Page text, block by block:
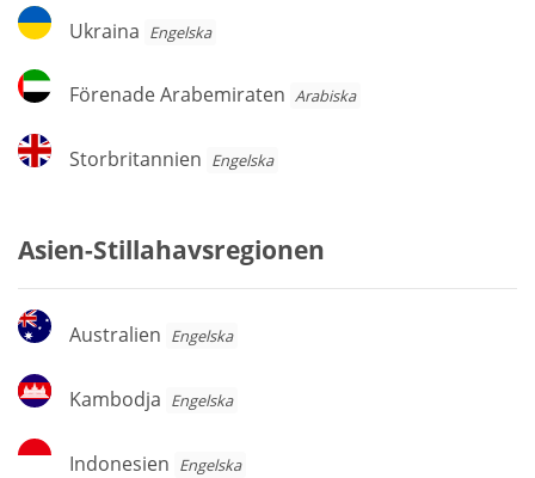
Ukraina
Ukraina Engelska
Förenade
Arabemiraten
Förenade Arabemiraten Arabiska
Storbritannien
Storbritannien Engelska
Asien-Stillahavsregionen
Australien
Australien Engelska
Kambodja
Kambodja Engelska
Indonesien
Indonesien Engelska